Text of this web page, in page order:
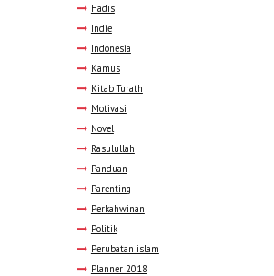
Hadis
Indie
Indonesia
Kamus
Kitab Turath
Motivasi
Novel
Rasulullah
Panduan
Parenting
Perkahwinan
Politik
Perubatan islam
Planner 2018